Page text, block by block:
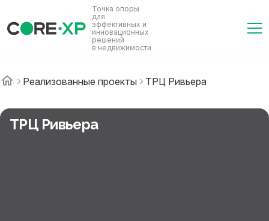
Точка опоры
для
эффективных и
инновационных
решений
в недвижимости
Реализованные проекты ТРЦ Ривьера
ТРЦ Ривьера